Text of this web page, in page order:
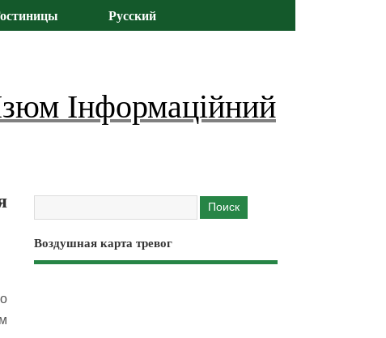
Русский
Інформаційний
Воздушная карта тревог